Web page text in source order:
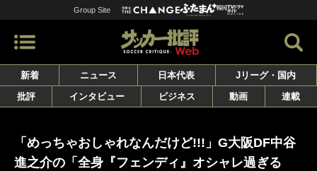
Group Site
新着 ニュース 日本代表
Jリーグ・国内
批評
インタビュー ビジネス 動画 連載
「めっちゃおしゃれなんだけど!!!」G大阪DF中谷
進之介の「全身『フェンディ』オシャレ過ぎる